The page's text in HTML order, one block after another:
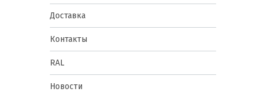
Доставка
Контакты
RAL
Новости